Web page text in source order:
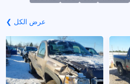
عرض الكل ❯